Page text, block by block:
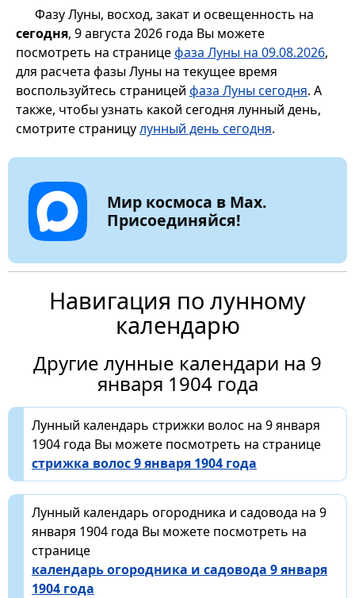
Фазу Луны, восход, закат и освещенность на
сегодня, 9 августа 2026 года Вы можете
посмотреть на страницефаза Луны на 09.08.2026,
для расчета фазы Луны на текущее время
воспользуйтесь страницей фаза Луны сегодня. А
также, чтобы узнать какой сегодня лунный день,
смотрите страницулунный день сегодня.
Мир космоса в Max.
Присоединяйся!
Навигация по лунному
календарю
Другие лунные календари на 9
января 1904 года
Лунный календарь стрижки волос на 9 января
1904 года Вы можете посмотреть на странице
стрижка волос 9 января 1904 года
Лунный календарь огородника и садовода на 9
января 1904 года Вы можете посмотреть на
странице
календарь огородника и садовода 9 января
1904 года